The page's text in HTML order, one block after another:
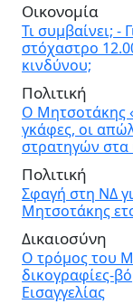
Οικονομία
Τι συμβαίνει; -
στόχαστρο
κινδύνου;
Πολιτική
Ο Μητσοτάκης
γκάφες, οι
στρατηγών
Πολιτική
Σφαγή στη ΝΔ
Μητσοτάκης
Δικαιοσύνη
Ο τρόμος του
δικογραφίες-
Εισαγγελίας